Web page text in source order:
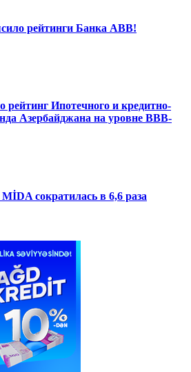
рейтинги Банка ABB!
рейтинг Ипотечного и кредитно-
Азербайджана на уровне BBB-
сократилась в 6,6 раза